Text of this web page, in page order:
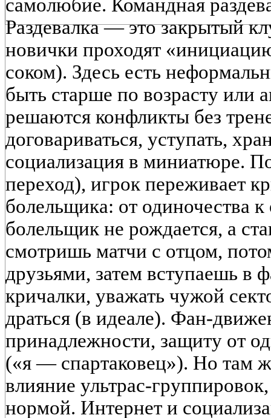
самолюбие. Командная
Раздевалка — это закрытый
новички проходят
соком). Здесь есть
быть старше по возрасту или
решаются конфликты без
договариваться, уступать,
социализация в миниатюре.
переход), игрок переживает
болельщика: от одиночества
болельщик не рождается, а
смотришь матчи с отцом,
друзьями, затем вступаешь в
кричалки, уважать чужой
драться (в идеале). Фан-
принадлежности, защиту от
(«я — спартаковец»). Но там
влияние ультрас-
нормой. Интернет и